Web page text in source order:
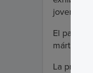
joven en
El papa
mártir
La